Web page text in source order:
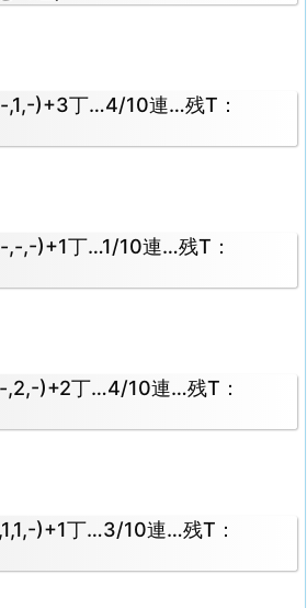
)+3丁…4/10連…残T：
,-)+1丁…1/10連…残T：
)+2丁…4/10連…残T：
)+1丁…3/10連…残T：